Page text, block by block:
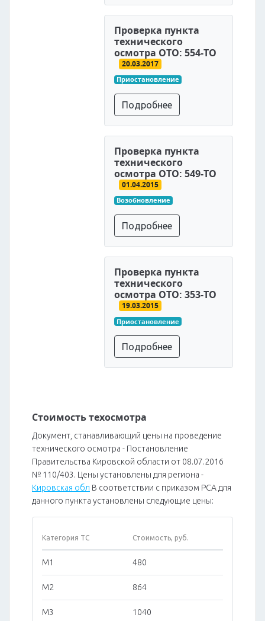
Проверка пункта
технического
осмотра ОТО: 554-ТО
20.03.2017
Приостановление
Подробнее
Проверка пункта
технического
осмотра ОТО: 549-ТО
01.04.2015
Возобновление
Подробнее
Проверка пункта
технического
осмотра ОТО: 353-ТО
19.03.2015
Приостановление
Подробнее
Стоимость техосмотра
Документ, станавливающий цены на проведение
технического осмотра - Постановление
Правительства Кировской области от 08.07.2016
№ 110/403. Цены установлены для региона -
Кировская обл В соответствии с приказом РСА для
данного пункта установлены следующие цены:
Категория ТС Стоимость, руб.
M1 480
M2 864
M3 1040